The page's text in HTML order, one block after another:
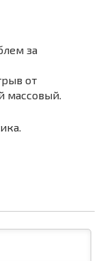
за
от
массовый.